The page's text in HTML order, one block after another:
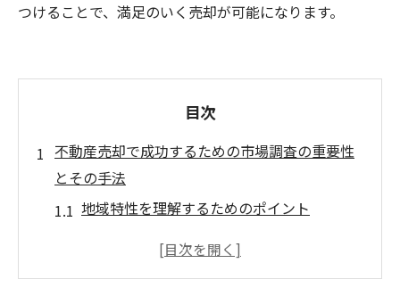
つけることで、満足のいく売却が可能になります。
目次
不動産売却で成功するための市場調査の重要性
とその手法
地域特性を理解するためのポイント
過去の売買データとその活用法